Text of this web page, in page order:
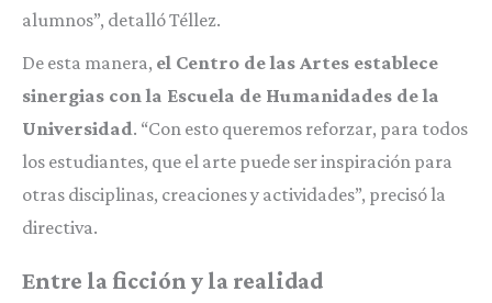
alumnos”, detalló Téllez.
De esta manera, el Centro de las Artes establece
sinergias con la Escuela de Humanidades de la
Universidad. “Con esto queremos reforzar, para todos
los estudiantes, que el arte puede ser inspiración para
otras disciplinas, creaciones y actividades”, precisó la
directiva.
Entre la ficción y la realidad